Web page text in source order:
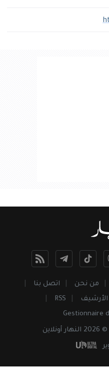
من نحن
اتصل بنا
الأرشيف
RSS
Gestionnaire